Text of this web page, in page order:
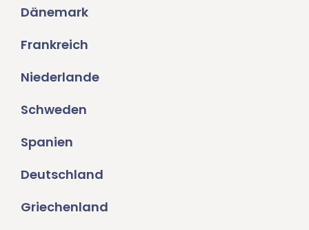
Dänemark
Frankreich
Niederlande
Schweden
Spanien
Deutschland
Griechenland